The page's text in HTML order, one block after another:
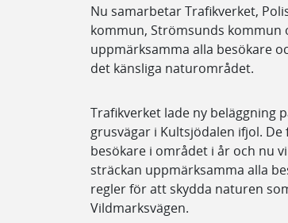
Nu samarbetar Trafikverket,
kommun, Strömsunds kommun
uppmärksamma alla besökare
det känsliga naturområdet.
Trafikverket lade ny beläggning
grusvägar i Kultsjödalen ifjol.
besökare i området i år och nu
sträckan uppmärksamma alla
regler för att skydda naturen
Vildmarksvägen.